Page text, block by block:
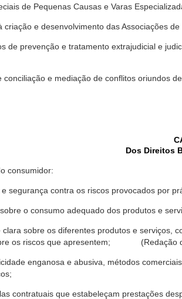
de Pequenas Causas e Varas
e desenvolvimento das Associações de
de prevenção e tratamento extrajudicial e
conciliação e mediação de conflitos
Dos Direitos
consumidor:
segurança contra os riscos provocados por
o consumo adequado dos produtos e
sobre os diferentes produtos e serviços,
os riscos que apresentem; (Redação
enganosa e abusiva, métodos
contratuais que estabeleçam prestações